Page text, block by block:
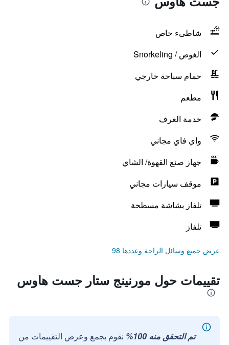
شاطىء خاص
الغوص / Snorkeling
حمام سباحة خارجي
مطعم
خدمة الغرف
واي فاي مجاني
جهاز صنع القهوة/ الشاي
موقف سيارات مجاني
تلفاز بشاشة مسطحة
تلفاز
عرض جميع وسائل الراحة وعددها 98
تقييمات حول مورنينج ستار جست هاوس
تم التحقق منه 100%
نقوم بجمع وعرض التقييمات من